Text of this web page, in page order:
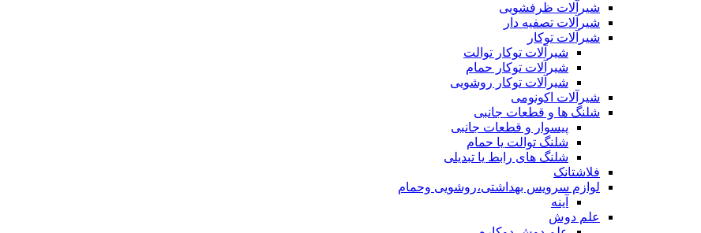
شیرآلات ظرفشویی
شیرآلات تصفیه دار
شیرآلات توکار
شیرآلات توکار توالت
شیرآلات توکار حمام
شیرآلات توکار روشویی
شیرآلات اکونومی
شلنگ ها و قطعات جانبی
پیسوار و قطعات جانبی
شلنگ توالت یا حمام
شلنگ های رابط یا تبدیلی
فلاشتانک
لوازم سرویس بهداشتی،روشویی وحمام
آینه
علم دوش